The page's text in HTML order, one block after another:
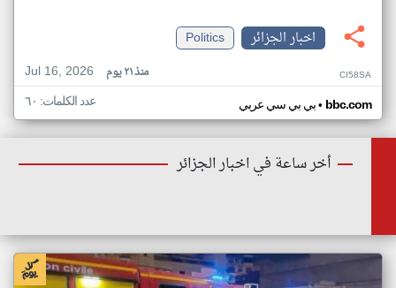
اخبار الجزائر
Politics
Jul 16, 2026
منذ ٢١ يوم CI58SA
بي بي سي عربي• bbc.com عدد الكلمات: ٦٠
أخر ساعة في اخبار الجزائر